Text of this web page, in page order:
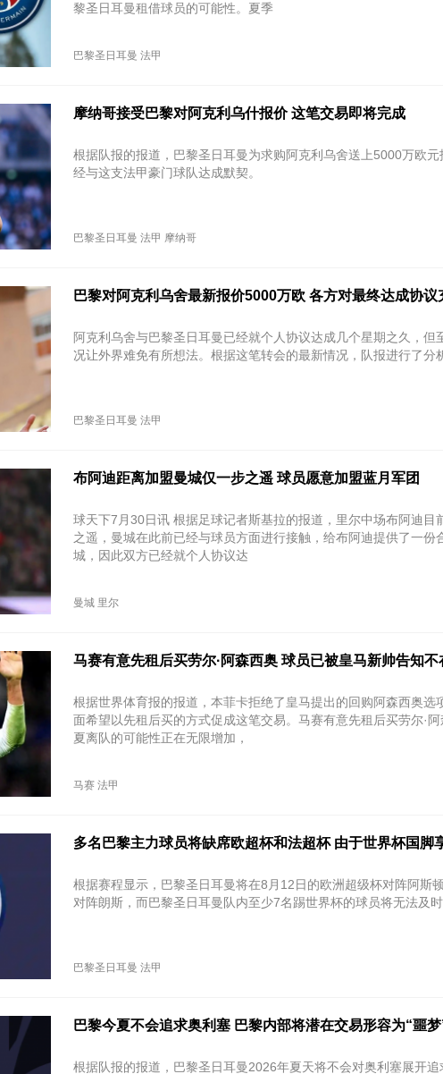
黎圣日耳曼租借球员的可能性。夏季
巴黎圣日耳曼 法甲
摩纳哥接受巴黎对阿克利乌什报价 这笔交易即将完成
根据队报的报道，巴黎圣日耳曼为求购阿克利乌舍送上5000万欧
经与这支法甲豪门球队达成默契。
巴黎圣日耳曼 法甲 摩纳哥
巴黎对阿克利乌舍最新报价5000万欧 各方对最终达成协议
阿克利乌舍与巴黎圣日耳曼已经就个人协议达成几个星期之久，但
况让外界难免有所想法。根据这笔转会的最新情况，队报进行了分
巴黎圣日耳曼 法甲
布阿迪距离加盟曼城仅一步之遥 球员愿意加盟蓝月军团
球天下7月30日讯 根据足球记者斯基拉的报道，里尔中场布阿迪目
之遥，曼城在此前已经与球员方面进行接触，给布阿迪提供了一份
城，因此双方已经就个人协议达
曼城 里尔
马赛有意先租后买劳尔·阿森西奥 球员已被皇马新帅告知
根据世界体育报的报道，本菲卡拒绝了皇马提出的回购阿森西奥选
面希望以先租后买的方式促成这笔交易。马赛有意先租后买劳尔·
夏离队的可能性正在无限增加，
马赛 法甲
多名巴黎主力球员将缺席欧超杯和法超杯 由于世界杯国脚
根据赛程显示，巴黎圣日耳曼将在8月12日的欧洲超级杯对阵阿斯
对阵朗斯，而巴黎圣日耳曼队内至少7名踢世界杯的球员将无法及时
巴黎圣日耳曼 法甲
巴黎今夏不会追求奥利塞 巴黎内部将潜在交易形容为“噩梦
根据队报的报道，巴黎圣日耳曼2026年夏天将不会对奥利塞展开追